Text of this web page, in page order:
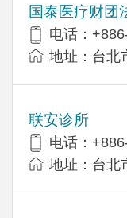
国泰医疗财团
电话：
地址：台北
联安诊所
电话：
地址：台北